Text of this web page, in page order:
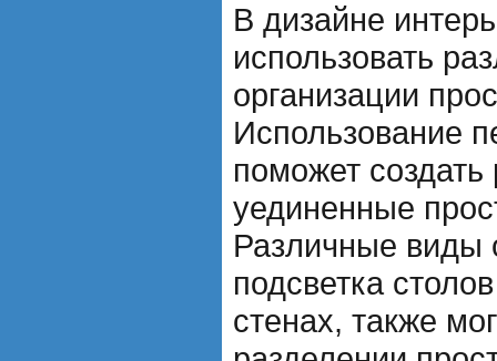
В дизайне
использовать
организации
Использование
поможет
уединенные
Различные виды
подсветка
стенах, также